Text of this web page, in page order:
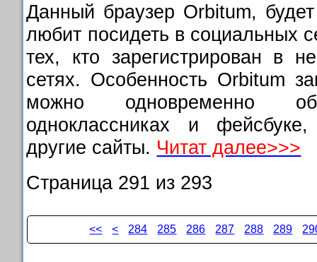
Данный браузер Orbitum,
любит посидеть в социальных
тех, кто зарегистрирован в
сетях. Особенность Orbitum
можно одновременно
одноклассниках и
другие сайты. Читат далее>>>
Страница 291 из 293
<< < 284 285 286 287 288 289